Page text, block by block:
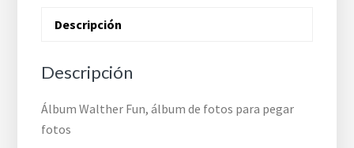
Descripción
Descripción
Álbum Walther Fun, álbum de fotos para pegar
fotos